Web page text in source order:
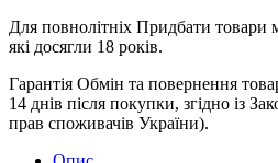
Для повнолітніх Придбати товари
які досягли 18 років.
Гарантія Обмін та повернення
14 днів після покупки, згідно із
прав споживачів України).